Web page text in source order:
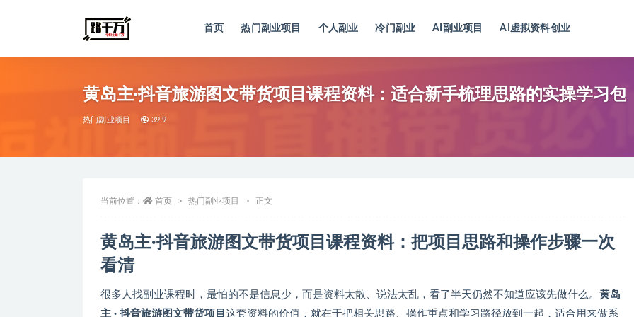
首页 热门副业项目 个人副业 冷门副业 AI副业项目 AI虚拟资料创业
黄岛主·抖音旅游图文带货项目课程资料：适合新手梳理思路的实操学习包
热门副业项目 39.9
当前位置： 首页 热门副业项目 正文
黄岛主·抖音旅游图文带货项目课程资料：把项目思路和操作步骤一次
看清
很多人找副业课程时，最怕的不是信息少，而是资料太散、说法太乱，看了半天仍然不知道应该先做什么。 黄岛
主 · 抖音旅游图文带货项目 这套资料的价值，就在于把相关思路、操作重点和学习路径放到一起，适合用来做系